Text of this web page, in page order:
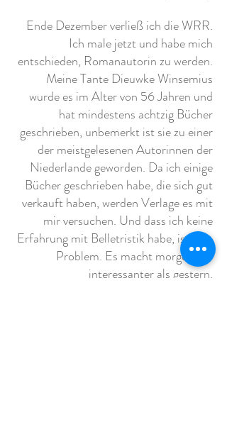
Ende Dezember verließ ich die WRR.
Ich male jetzt und habe mich
entschieden, Romanautorin zu werden.
Meine Tante Dieuwke Winsemius
wurde es im Alter von 56 Jahren und
hat mindestens achtzig Bücher
geschrieben, unbemerkt ist sie zu einer
der meistgelesenen Autorinnen der
Niederlande geworden. Da ich einige
Bücher geschrieben habe, die sich gut
verkauft haben, werden Verlage es mit
mir versuchen. Und dass ich keine
Erfahrung mit Belletristik habe, ist kein
Problem. Es macht morgen viel
interessanter als gestern.